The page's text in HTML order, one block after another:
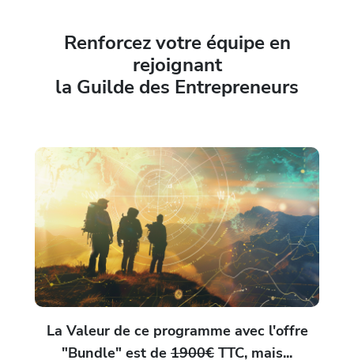
Renforcez votre équipe en
rejoignant
la Guilde des Entrepreneurs
La Valeur de ce programme avec l'offre
"Bundle" est de 1900€ TTC, mais...